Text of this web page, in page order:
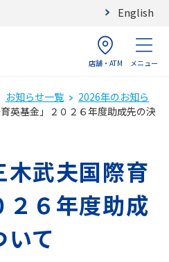
English
店舗・ATM メニュー
お知らせ一覧
2026年のお知ら
英基金」２０２６年度助成先の決
武夫国際育
２６年度助成
て